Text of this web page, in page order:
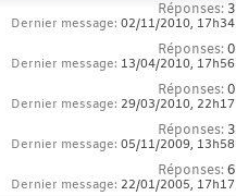
Réponses: 3
Dernier message: 02/11/2010, 17h34
Réponses:0
Dernier message: 13/04/2010, 17h56
Réponses:0
Dernier message: 29/03/2010, 22h17
Réponses: 3
Dernier message: 05/11/2009, 13h58
Réponses:6
Dernier message: 22/01/2005, 17h17